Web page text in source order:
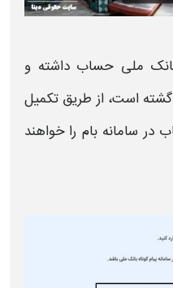
ملی حساب داشته و
است، از طریق تکمیل
در سامانه بام را خواهند